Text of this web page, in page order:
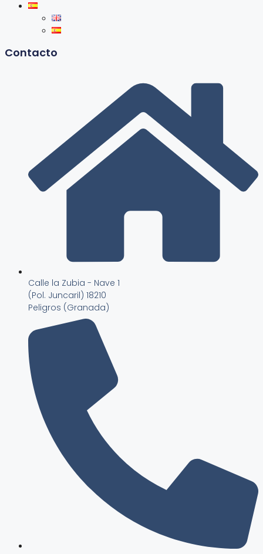
Contacto
Calle la Zubia - Nave 1
(Pol. Juncaril) 18210
Peligros (Granada)